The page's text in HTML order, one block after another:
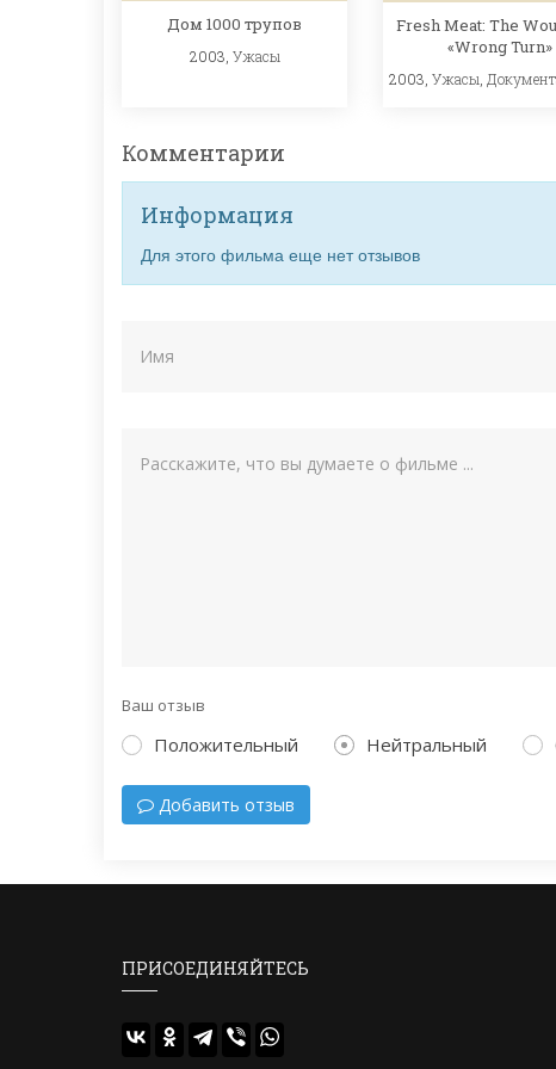
Дом 1000 трупов
2003, Ужасы
Fresh Meat: The
«Wrong Turn»
2003, Ужасы
Комментарии
Информация
Для этого фильма еще нет отзывов
Ваш отзыв
Положительный Нейтральный
Добавить отзыв
ПРИСОЕДИНЯЙТЕСЬ